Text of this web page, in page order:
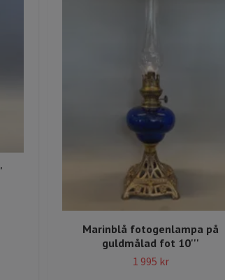
Marinblå fotogenlampa på
guldmålad fot 10'''
1 995 kr